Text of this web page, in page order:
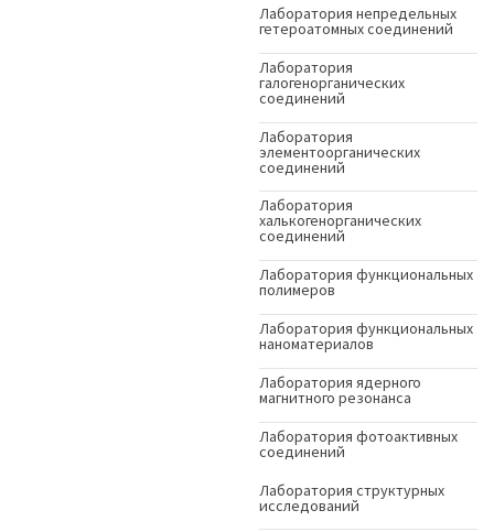
Лаборатория непредельных
гетероатомных соединений
Лаборатория
галогенорганических
соединений
Лаборатория
элементоорганических
соединений
Лаборатория
халькогенорганических
соединений
Лаборатория функциональных
полимеров
Лаборатория функциональных
наноматериалов
Лаборатория ядерного
магнитного резонанса
Лаборатория фотоактивных
соединений
Лаборатория структурных
исследований